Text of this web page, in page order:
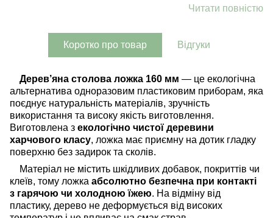
Читати повністю
Коротко про товар Відгуки
Дерев’яна столова ложка 160 мм — це екологічна
альтернатива одноразовим пластиковим приборам, яка
поєднує натуральність матеріалів, зручність
використання та високу якість виготовлення.
Виготовлена з екологічно чистої деревини
харчового класу, ложка має приємну на дотик гладку
поверхню без задирок та сколів.
Матеріал не містить шкідливих добавок, покриттів чи
клеїв, тому ложка абсолютно безпечна при контакті
з гарячою чи холодною їжею. На відміну від
пластику, дерево не деформується від високих